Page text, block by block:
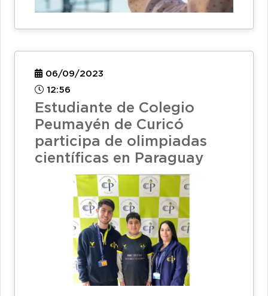
06/09/2023
12:56
Estudiante de Colegio
Peumayén de Curicó
participa de olimpiadas
científicas en Paraguay